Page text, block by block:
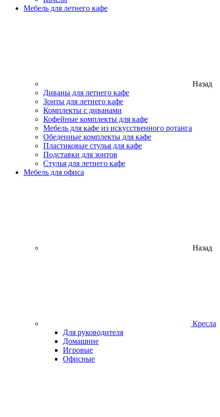
Мебель для летнего кафе
Назад
Диваны для летнего кафе
Зонты для летнего кафе
Комплекты с диванами
Кофейные комплекты для кафе
Мебель для кафе из искусственного ротанга
Обеденные комплекты для кафе
Пластиковые стулья для кафе
Подставки для зонтов
Стулья для летнего кафе
Мебель для офиса
Назад
Кресла
Для руководителя
Домашние
Игровые
Офисные